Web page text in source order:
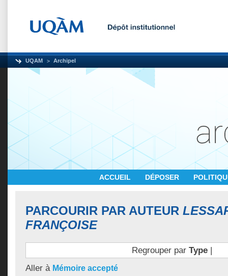
UQAM Archipel
ACCUEIL DÉPOSER
PARCOURIR PAR AUTEUR
FRANÇOISE
Regrouper par Type|
Aller à Mémoire accepté